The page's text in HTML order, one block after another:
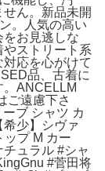
ん。新品未開
。人気の高い
お見逃しな
やストリート系
応を心がけて
品、古着に
。ANCELLM
ご遠慮下さ
ブ シャツ カ
少】シヴァ
プ M カー
ュラル #シャ
#菅田将